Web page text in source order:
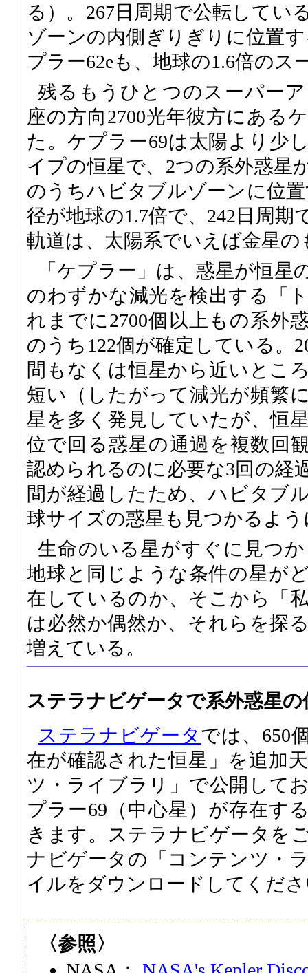
る）。267日周期で公転してい
ゾーンの内側ぎりぎりに位置
プラー62eも、地球の1.6倍のス
残るもうひとつのスーパー
座の方向2700光年彼方にある
た。ケプラー69は太陽より少
イプの恒星で、2つの系外惑星
のうちハビタブルゾーンに位
径が地球の1.7倍で、242日周期
軌道は、太陽系でいえば金星の
「ケプラー」は、惑星が恒星
のわずかな減光を検出する「
れまでに2700個以上もの系外
のうち122個が確定している。
間もなくは恒星から近いとこ
短い（したがって減光が頻繁
星を多く発見していたが、恒
位で回る惑星の通過を複数回
認められるのに必要な3回の経
間が経過したため、ハビタブ
球サイズの惑星も見つかるよ
生命のいる星がすぐに見つ
地球と同じような条件の星が
在しているのか、そこから「
は必然か偶然か、それらを探
増えている。
ステラナビゲータで系外惑星の
ステラナビゲータ では、650
在が確認された恒星」を追加
ツ・ライブラリ」で公開して
プラー69（中心星）が存在す
きます。ステラナビゲータを
ナビゲータの「コンテンツ・
イルをダウンロードしてくだ
〈参照〉